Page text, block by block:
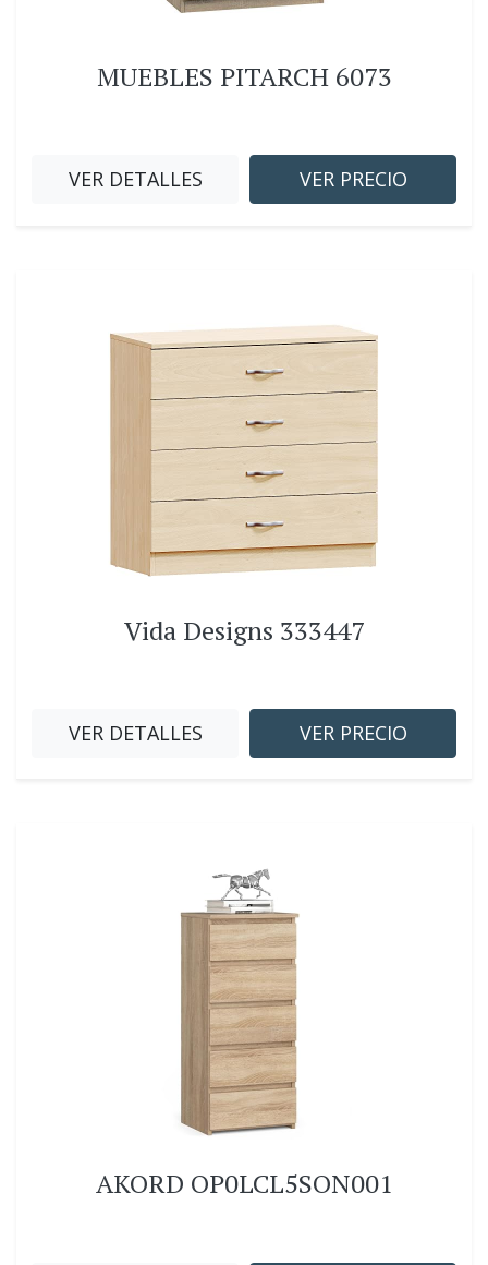
MUEBLES PITARCH 6073
VER DETALLES VER PRECIO
Vida Designs 333447
VER DETALLES VER PRECIO
AKORD OP0LCL5SON001